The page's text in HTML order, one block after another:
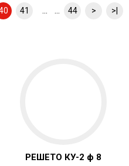
41 ... ... 44 > >|
РЕШЕТО КУ-2 ф 8